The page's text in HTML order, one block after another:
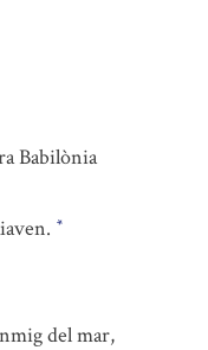
Babilònia
*
del mar,